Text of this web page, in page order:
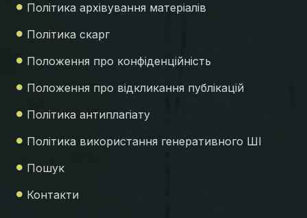
Політика архівування матеріалів
Політика скарг
Положення про конфіденційність
Положення про відкликання публікацій
Політика антиплагіату
Політика використання генеративного ШІ
Пошук
Контакти